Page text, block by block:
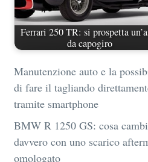
Ferrari 250 TR: si prospetta
da capogiro
Manutenzione auto e la
di fare il tagliando
tramite smartphone
BMW R 1250 GS: cosa
davvero con uno scarico
omologato